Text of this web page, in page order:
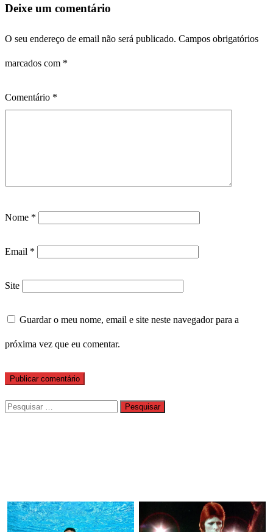
Deixe um comentário
O seu endereço de email não será publicado. Campos obrigatórios
marcados com *
Comentário *
Nome *
Email *
Site
Guardar o meu nome, email e site neste navegador para a
próxima vez que eu comentar.
Pesquisar
por: